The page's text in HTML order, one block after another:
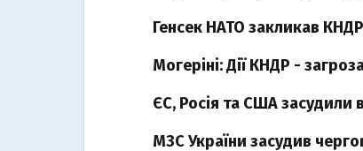
Генсек НАТО закликав
Могеріні: Дії КНДР -
ЄС, Росія та США
МЗС України засудив